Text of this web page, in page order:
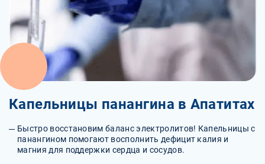
Капельницы панангина в Апатитах
Быстро восстановим баланс электролитов! Капельницы с
панангином помогают восполнить дефицит калия и
магния для поддержки сердца и сосудов.